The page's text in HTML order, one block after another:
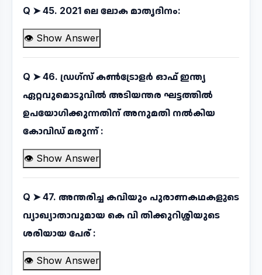
Q ➤45. 2021 ലെ ലോക മാതൃദിനം:
👁 Show Answer
Q ➤46. ഡ്രഗ്സ് കൺട്രോളർ ഓഫ് ഇന്ത്യ
ഏറ്റവുമൊടുവിൽ അടിയന്തര ഘട്ടത്തിൽ
ഉപയോഗിക്കുന്നതിന് അനുമതി നൽകിയ
കോവിഡ് മരുന്ന് :
👁 Show Answer
Q ➤47. അന്തരിച്ച കവിയും പുരാണകഥകളുടെ
വ്യാഖ്യാതാവുമായ കെ വി തിക്കുറിശ്ശിയുടെ
ശരിയായ പേര് :
👁 Show Answer